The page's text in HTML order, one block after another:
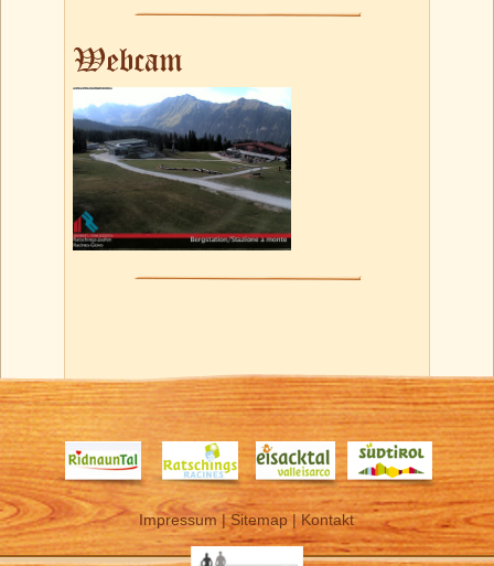
Webcam
Impressum|Sitemap|Kontakt